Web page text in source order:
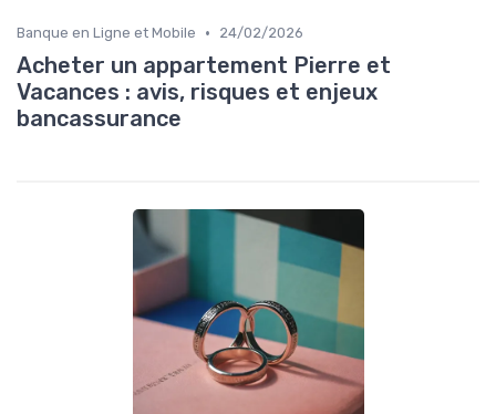
Banque en Ligne et Mobile • 24/02/2026
Acheter un appartement Pierre et
Vacances : avis, risques et enjeux
bancassurance